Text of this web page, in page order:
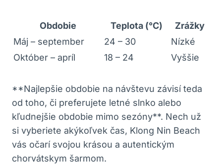
Obdobie Teplota (°C)
Zrážky
Máj – september
24 – 30
Nízké
Október – apríl
18 – 24 Vyššie
**Najlepšie obdobie na návštevu závisí teda
od toho, či preferujete letné slnko alebo
kľudnejšie obdobie mimo sezóny**. Nech už
si vyberiete akýkoľvek čas, Klong Nin Beach
vás očarí svojou krásou a autentickým
chorvátskym šarmom.